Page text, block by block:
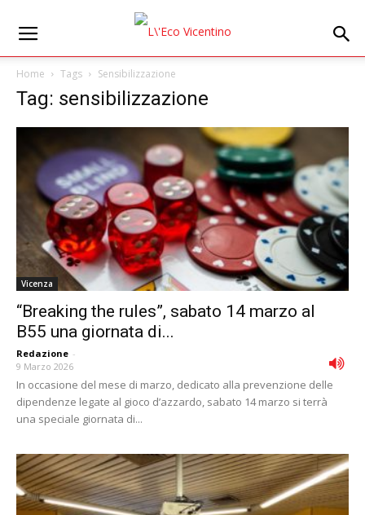
Home Tags Sensibilizzazione
Tag: sensibilizzazione
Vicenza
“Breaking the rules”, sabato 14 marzo al
B55 una giornata di...
Redazione -
9 Marzo 2026
In occasione del mese di marzo, dedicato alla prevenzione delle
dipendenze legate al gioco d’azzardo, sabato 14 marzo si terrà
una speciale giornata di...